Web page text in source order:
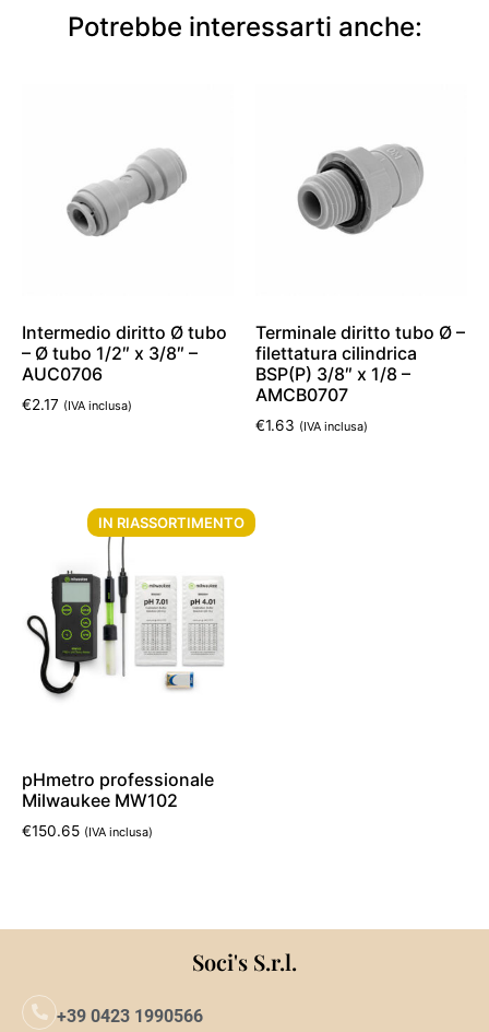
Potrebbe interessarti anche:
Intermedio diritto Ø tubo
– Ø tubo 1/2″ x 3/8″ –
AUC0706
€2.17 (IVA inclusa)
Terminale diritto tubo Ø –
filettatura cilindrica
BSP(P) 3/8″ x 1/8 –
AMCB0707
€1.63 (IVA inclusa)
IN RIASSORTIMENTO
pHmetro professionale
Milwaukee MW102
€150.65 (IVA inclusa)
Soci's S.r.l.
+39 0423 1990566